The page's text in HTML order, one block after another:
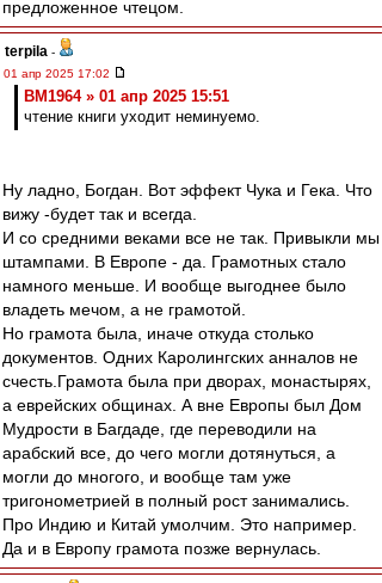
предложенное чтецом.
terpila -
01 апр 2025 17:02
BM1964 » 01 апр 2025 15:51
чтение книги уходит неминуемо.
Ну ладно, Богдан. Вот эффект Чука и Гека. Что
вижу -будет так и всегда.
И со средними веками все не так. Привыкли мы
штампами. В Европе - да. Грамотных стало
намного меньше. И вообще выгоднее было
владеть мечом, а не грамотой.
Но грамота была, иначе откуда столько
документов. Одних Каролингских анналов не
счесть.Грамота была при дворах, монастырях,
а еврейских общинах. А вне Европы был Дом
Мудрости в Багдаде, где переводили на
арабский все, до чего могли дотянуться, а
могли до многого, и вообще там уже
тригонометрией в полный рост занимались.
Про Индию и Китай умолчим. Это например.
Да и в Европу грамота позже вернулась.